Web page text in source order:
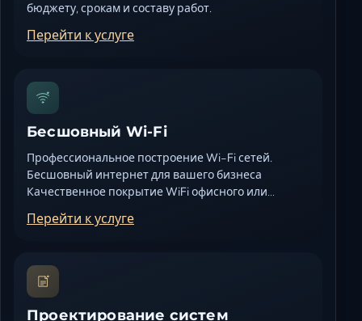
бюджету, срокам и составу работ.
Перейти к услуге
Бесшовный Wi-Fi
Профессиональное построение Wi-Fi сетей.
Бесшовный интернет для вашего бизнеса
Качественное покрытие WiFi офисного или…
Перейти к услуге
Проектирование систем